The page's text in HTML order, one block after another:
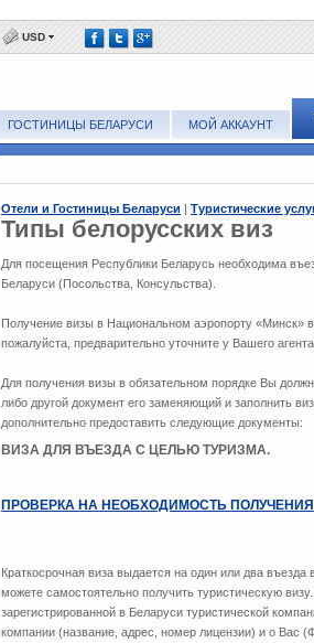
USD
ГОСТИНИЦЫ БЕЛАРУСИ МОЙ АККАУНТ
Отели и Гостиницы Беларуси | Туристические
Типы белорусских виз
Для посещения Республики Беларусь необходима
Беларуси (Посольства, Консульства).
Получение визы в Национальном аэропорту «Минск»
пожалуйста, предварительно уточните у Вашего
Для получения визы в обязательном порядке Вы
либо другой документ его заменяющий и заполнить
дополнительно предоставить следующие документы:
ВИЗА ДЛЯ ВЪЕЗДА С ЦЕЛЬЮ ТУРИЗМА.
ПРОВЕРКА НА НЕОБХОДИМОСТЬ ПОЛУЧЕНИЯ
Краткосрочная виза выдается на один или два
можете самостоятельно получить туристическую
зарегистрированной в Беларуси туристической
компании (название, адрес, номер лицензии) и о Вас